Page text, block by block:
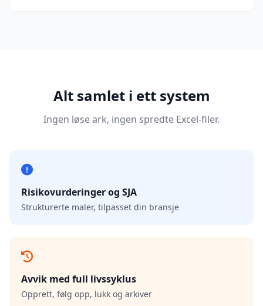
Alt samlet i ett system
Ingen løse ark, ingen spredte Excel-filer.
Risikovurderinger og SJA
Strukturerte maler, tilpasset din bransje
Avvik med full livssyklus
Opprett, følg opp, lukk og arkiver